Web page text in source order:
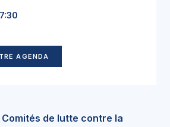
AGENDA
Comités de lutte contre la